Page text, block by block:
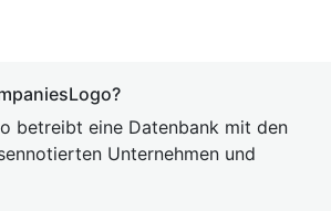
betreibt eine Datenbank mit den
Unternehmen und